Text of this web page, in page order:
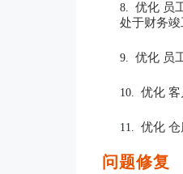
8.
优化 员
处于财务
9. 优化 员
10. 优化 客
11. 优化
问题修复